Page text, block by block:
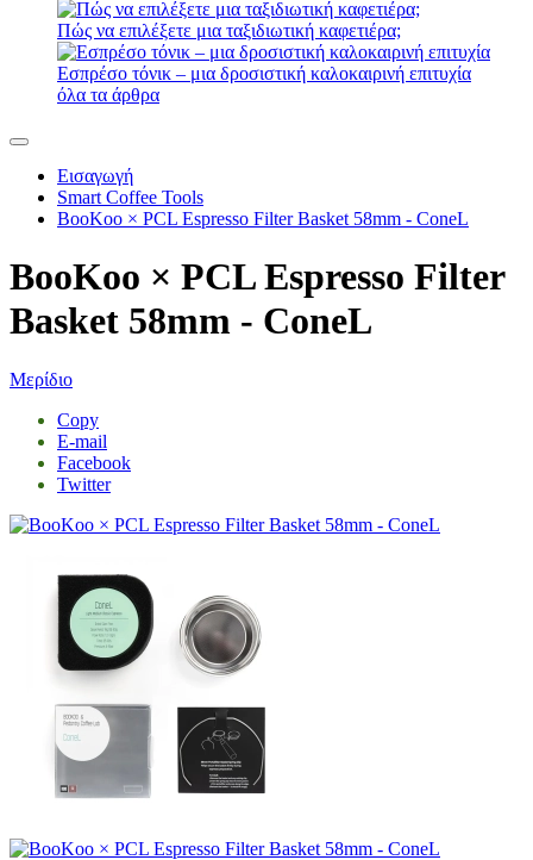
Πώς να επιλέξετε μια ταξιδιωτική καφετιέρα;
Εσπρέσο τόνικ – μια δροσιστική καλοκαιρινή επιτυχία
όλα τα άρθρα
Εισαγωγή
Smart Coffee Tools
BooKoo × PCL Espresso Filter Basket 58mm - ConeL
BooKoo × PCL Espresso Filter
Basket 58mm - ConeL
Μερίδιο
Copy
E-mail
Facebook
Twitter